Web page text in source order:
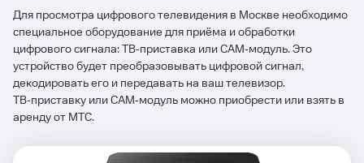
Для просмотра цифрового телевидения в Москве необходимо
специальное оборудование для приёма и обработки
цифрового сигнала: ТВ‑приставка или САМ‑модуль. Это
устройство будет преобразовывать цифровой сигнал,
декодировать его и передавать на ваш телевизор.
ТВ‑приставку или САМ‑модуль можно приобрести или взять в
аренду от МТС.